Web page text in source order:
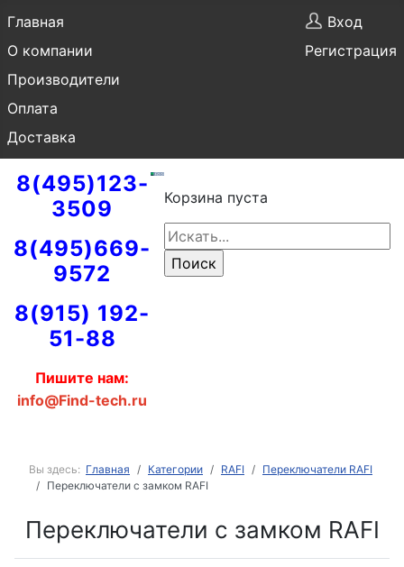
Главная
О компании
Производители
Оплата
Доставка
Вход
Регистрация
8(495)123-
3509
8(495)669-
9572
8(915) 192-
51-88
Пишите нам:
info@Find-tech.ru
Корзина пуста
Вы здесь: Главная Категории RAFI
Переключатели RAFI
Переключатели с замком RAFI
Переключатели с замком RAFI